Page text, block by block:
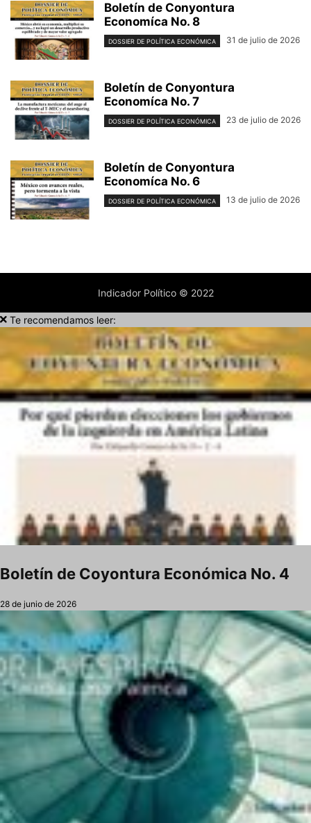
Boletín de Conyontura
Economíca No. 8
DOSSIER DE POLÍTICA ECONÓMICA 31 de julio de 2026
Boletín de Conyontura
Economíca No. 7
DOSSIER DE POLÍTICA ECONÓMICA 23 de julio de 2026
Boletín de Conyontura
Economíca No. 6
DOSSIER DE POLÍTICA ECONÓMICA 13 de julio de 2026
Indicador Político © 2022
Te recomendamos leer:
Boletín de Coyontura Económica No. 4
28 de junio de 2026